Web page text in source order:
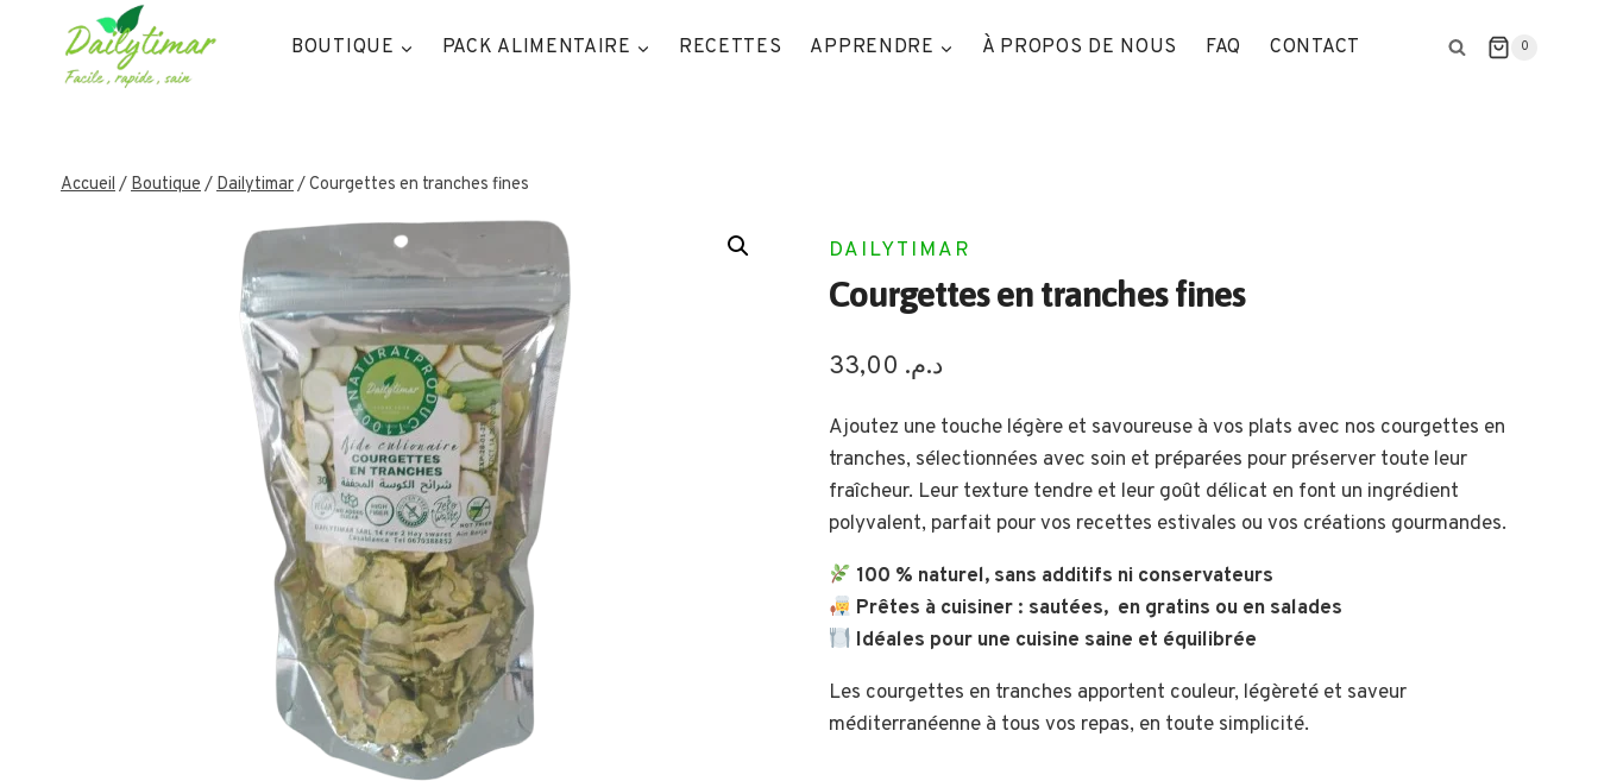
contenu
BOUTIQUE PACK ALIMENTAIRE RECETTES APPRENDRE À PROPOS DE NOUS FAQ CONTACT 0
Accueil/Boutique/Dailytimar/Courgettes en tranches fines
DAILYTIMAR
Courgettes en tranches fines
د.م.
Ajoutez une touche légère et savoureuse à vos plats avec nos courgettes en
tranches, sélectionnées avec soin et préparées pour préserver toute leur
fraîcheur. Leur texture tendre et leur goût délicat en font un ingrédient
polyvalent, parfait pour vos recettes estivales ou vos créations gourmandes.
100 % naturel, sans additifs ni conservateurs
Prêtes à cuisiner : sautées, en gratins ou en salades
Idéales pour une cuisine saine et équilibrée
Les courgettes en tranches apportent couleur, légèreté et saveur
méditerranéenne à tous vos repas, en toute simplicité.